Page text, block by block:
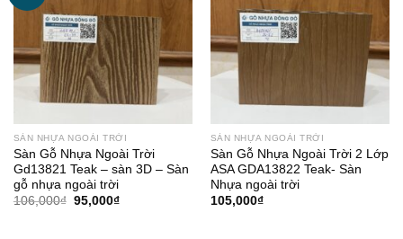
SÀN NHỰA NGOÀI TRỜI
Sàn Gỗ Nhựa Ngoài Trời
Gd13821 Teak – sàn 3D – Sàn
gỗ nhựa ngoài trời
106,000₫ Giá
95,000₫Giá
SÀN NHỰA NGOÀI TRỜI
Sàn Gỗ Nhựa Ngoài Trời 2 Lớp
ASA GDA13822 Teak- Sàn
Nhựa ngoài trời
105,000₫